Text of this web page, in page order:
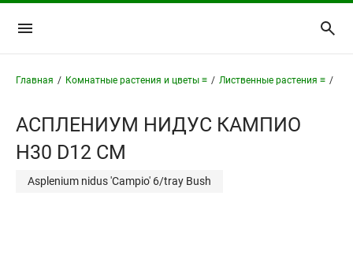
Главная / Комнатные растения и цветы ≡ / Лиственные растения ≡ /
АСПЛЕНИУМ НИДУС КАМПИО
H30 D12 СМ
Asplenium nidus 'Campio' 6/tray Bush